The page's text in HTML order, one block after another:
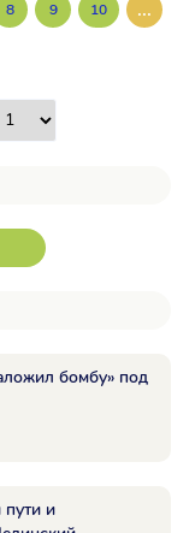
8 9 10 ...
бомбу» под
пути и